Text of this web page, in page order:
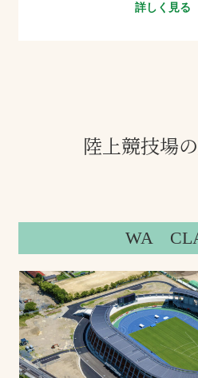
詳しく見る
陸上競技場
WA